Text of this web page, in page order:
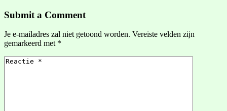
Submit a Comment
Je e-mailadres zal niet getoond worden. Vereiste velden zijn
gemarkeerd met *